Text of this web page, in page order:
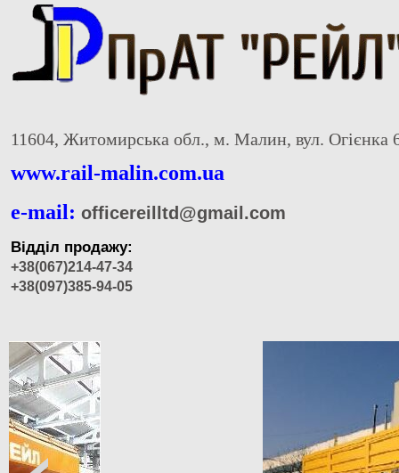
11604, Житомирська обл., м. Малин, вул. Огієнка
www.rail-malin.com.ua
e-mail: officereilltd@gmail.com
Відділ продажу:
+38(067)214-47-34
+38(097)385-94-05